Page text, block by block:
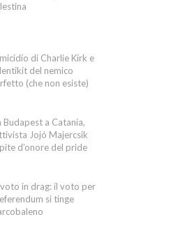
di Charlie Kirk e
del nemico
(che non esiste)
Budapest a Catania,
Jojó Majercsik
d’onore del pride
in drag: il voto per
si tinge